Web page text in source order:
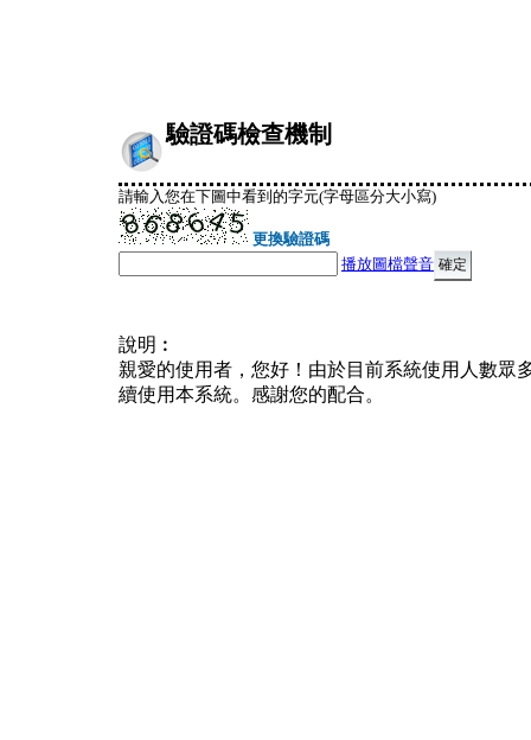
驗證碼檢查機制
請輸入您在下圖中看到的字元(字母區分大小寫)
更換驗證碼
播放圖檔聲音
說明︰
親愛的使用者，您好！由於目前系統使用人數眾
續使用本系統。感謝您的配合。